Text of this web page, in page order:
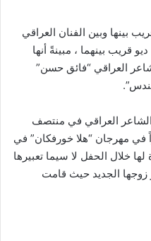
بينها وبين الفنان العراقي
قريب بينهما ، مبينةً أنها
العراقي “فائق حسن”
الشاعر العراقي في منتصف
مهرجان “هلا خورفكان” في
خلال الحفل لا سيما تعبيرها
زوجها الجديد حيث قامت